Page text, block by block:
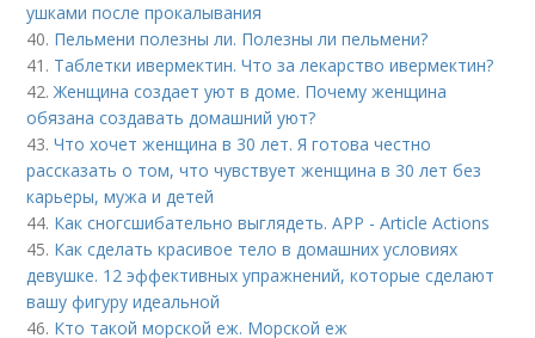
ушками после прокалывания
40. Пельмени полезны ли. Полезны ли пельмени?
41. Таблетки ивермектин. Что за лекарство ивермектин?
42.Женщина создает уют в доме. Почему женщина
обязана создавать домашний уют?
43.Что хочет женщина в 30 лет. Я готова честно
рассказать о том, что чувствует женщина в 30 лет без
карьеры, мужа и детей
44. Как сногсшибательно выглядеть. APP - Article Actions
45. Как сделать красивое тело в домашних условиях
девушке. 12 эффективных упражнений, которые сделают
вашу фигуру идеальной
46. Кто такой морской еж. Морской еж